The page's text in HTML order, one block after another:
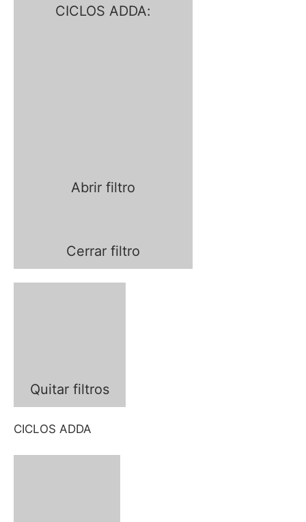
CICLOS ADDA:
Abrir filtro
Cerrar filtro
Quitar filtros
CICLOS ADDA